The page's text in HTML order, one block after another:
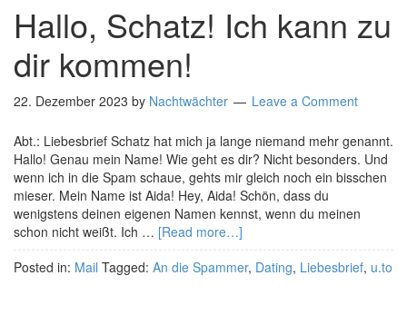
Hallo, Schatz! Ich kann zu
dir kommen!
22. Dezember 2023 by Nachtwächter Leave a Comment
Abt.: Liebesbrief Schatz hat mich ja lange niemand mehr genannt.
Hallo! Genau mein Name! Wie geht es dir? Nicht besonders. Und
wenn ich in die Spam schaue, gehts mir gleich noch ein bisschen
mieser. Mein Name ist Aida! Hey, Aida! Schön, dass du
wenigstens deinen eigenen Namen kennst, wenn du meinen
schon nicht weißt. Ich … [Read more…]
Posted in: Mail Tagged: An die Spammer, Dating, Liebesbrief, u.to